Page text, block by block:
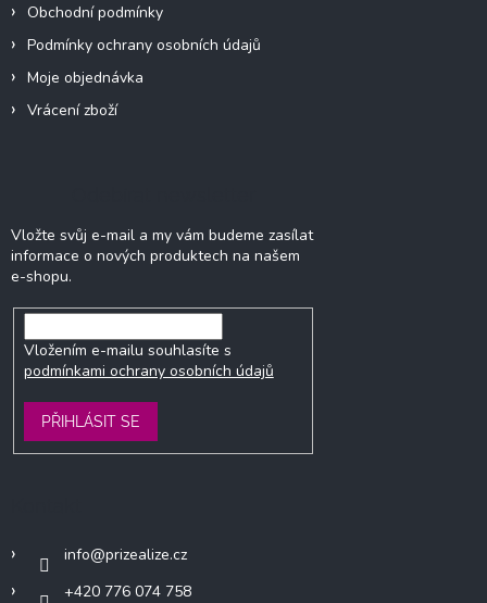
Obchodní podmínky
Podmínky ochrany osobních údajů
Moje objednávka
Vrácení zboží
Vložte svůj e-mail a my vám budeme zasílat
informace o nových produktech na našem
e-shopu.
Vložením e-mailu souhlasíte s
podmínkami ochrany osobních údajů
PŘIHLÁSIT SE
info@prizealize.cz
+420 776 074 758